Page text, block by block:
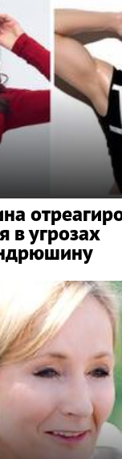
в угрозах